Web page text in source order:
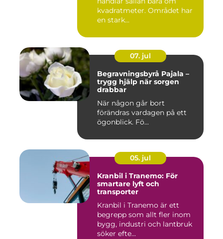
kvadratmeter. Området har
en stark...
07. jul
Begravningsbyrå Pajala –
trygg hjälp när sorgen
drabbar
När någon går bort
förändras vardagen på ett
ögonblick. Fö...
05. jul
Kranbil i Tranemo: För
smartare lyft och
transporter
Kranbil i Tranemo är ett
begrepp som allt fler inom
bygg, industri och lantbruk
söker efte...